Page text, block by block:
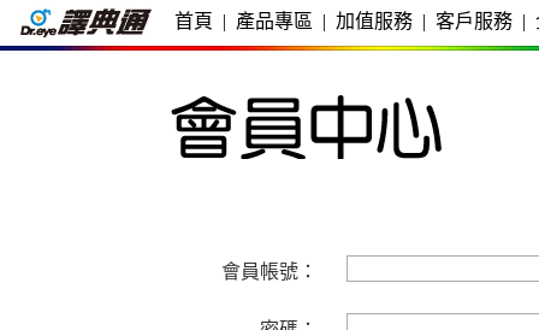
首頁 | 產品專區 | 加值服務 | 客戶服務 |
會員帳號：